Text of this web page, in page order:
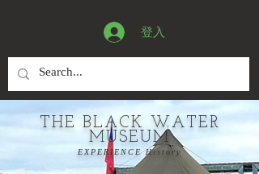
登入
THE BLACK WATER
MUSEUM
EXPERIENCE History